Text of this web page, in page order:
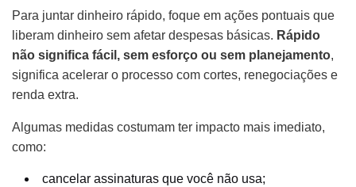
Para juntar dinheiro rápido, foque em ações pontuais que
liberam dinheiro sem afetar despesas básicas. Rápido
não significa fácil, sem esforço ou sem planejamento,
significa acelerar o processo com cortes, renegociações e
renda extra.
Algumas medidas costumam ter impacto mais imediato,
como:
cancelar assinaturas que você não usa;